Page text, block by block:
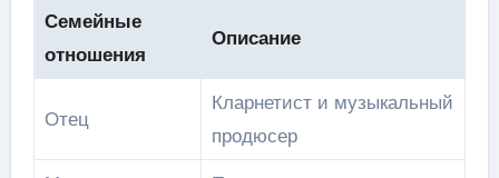
Семейные
отношения
Описание
Отец
Кларнетист и музыкальный
продюсер